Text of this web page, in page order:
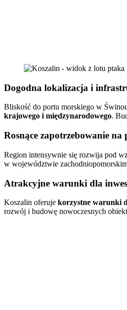
Dogodna lokalizacja i
Bliskość do portu morskiego w
krajowego i międzynarodowego.
Rosnące zapotrzebowanie na
Region intensywnie się rozwija pod
w województwie
Atrakcyjne warunki dla
Koszalin oferuje korzystne warunki
rozwój i budowę nowoczesnych